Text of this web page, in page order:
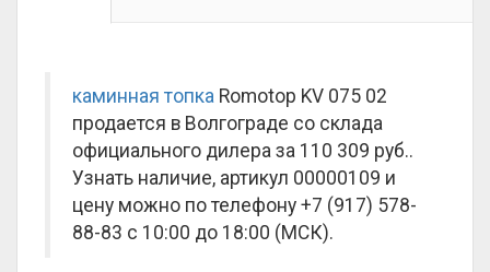
каминная топка Romotop KV 075 02
продается в Волгограде со склада
официального дилера за 110 309 руб..
Узнать наличие, артикул 00000109 и
цену можно по телефону +7 (917) 578-
88-83 с 10:00 до 18:00 (МСК).